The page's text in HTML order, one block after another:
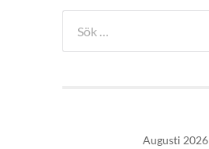
efter:
Augusti 2026